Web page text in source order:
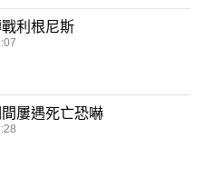
利根尼斯
屢遇死亡恐嚇